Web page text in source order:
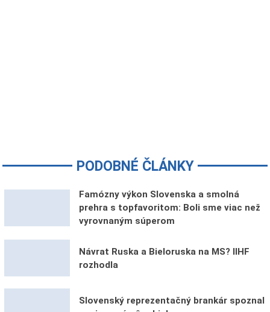
PODOBNÉ ČLÁNKY
Famózny výkon Slovenska a smolná
prehra s topfavoritom: Boli sme viac než
vyrovnaným súperom
Návrat Ruska a Bieloruska na MS? IIHF
rozhodla
Slovenský reprezentačný brankár spoznal